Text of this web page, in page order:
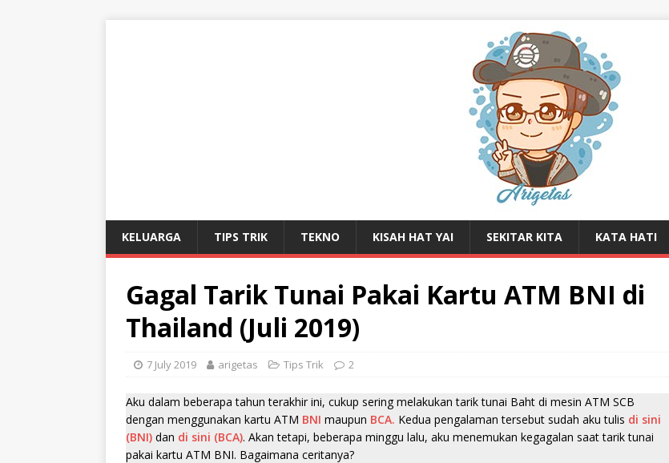
KELUARGA TIPS TRIK TEKNO KISAH HAT YAI SEKITAR KITA KATA HATI
Gagal Tarik Tunai Pakai Kartu ATM BNI di
Thailand (Juli 2019)
7 July 2019 arigetas Tips Trik 2
Aku dalam beberapa tahun terakhir ini, cukup sering melakukan tarik tunai Baht di mesin ATM SCB
dengan menggunakan kartu ATM BNI maupun BCA. Kedua pengalaman tersebut sudah aku tulis di sini
(BNI) dan di sini (BCA). Akan tetapi, beberapa minggu lalu, aku menemukan kegagalan saat tarik tunai
pakai kartu ATM BNI. Bagaimana ceritanya?